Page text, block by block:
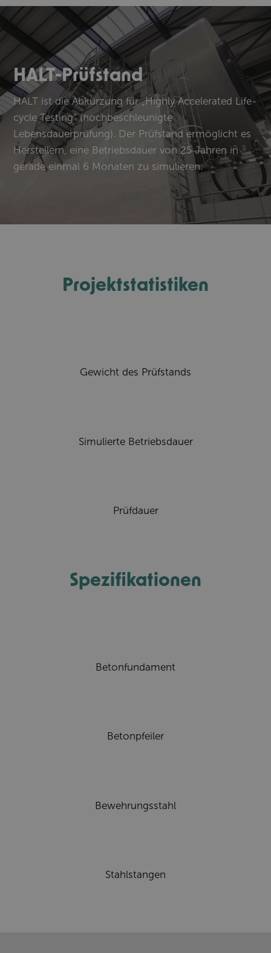
HALT-Prüfstand
HALT ist die Abkürzung für „Highly Accelerated Life-
cycle Testing“ (hochbeschleunigte
Lebensdauerprüfung). Der Prüfstand ermöglicht es
Herstellern, eine Betriebsdauer von 25 Jahren in
gerade einmal 6 Monaten zu simulieren.
Projektstatistiken
Gewicht des Prüfstands
Simulierte Betriebsdauer
Prüfdauer
Spezifikationen
Betonfundament
Betonpfeiler
Bewehrungsstahl
Stahlstangen